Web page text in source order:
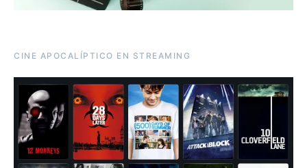
CINE APOCALÍPTICO EN STREAMING